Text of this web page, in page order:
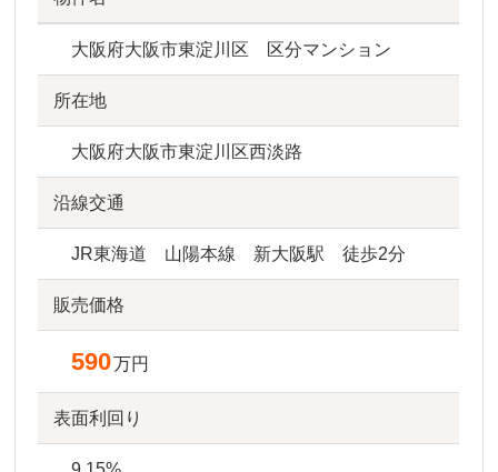
大阪府大阪市東淀川区 区分マンション
所在地
大阪府大阪市東淀川区西淡路
沿線交通
JR東海道 山陽本線 新大阪駅 徒歩2分
販売価格
590万円
表面利回り